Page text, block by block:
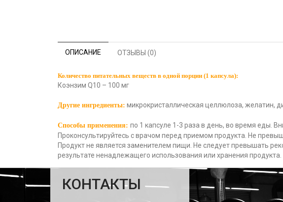
ОПИСАНИЕ ОТЗЫВЫ (0)
Количество питательных веществ в одной порции (1 капсула):
Коэнзим Q10 – 100 мг
Другие ингредиенты: микрокристаллическая целлюлоза, желатин,
Способы применения: по 1 капсуле 1-3 раза в день, во время еды.
Проконсультируйтесь с врачом перед приемом продукта. Не
Продукт не является заменителем пищи. Не следует превышать
результате ненадлежащего использования или хранения продукта.
КОНТАКТЫ